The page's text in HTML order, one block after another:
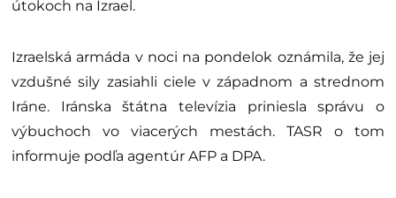
útokoch na Izrael.
Izraelská armáda v noci na pondelok oznámila, že jej
vzdušné sily zasiahli ciele v západnom a strednom
Iráne. Iránska štátna televízia priniesla správu o
výbuchoch vo viacerých mestách. TASR o tom
informuje podľa agentúr AFP a DPA.